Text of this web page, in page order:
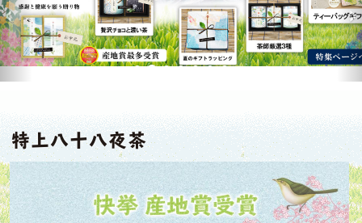
る
へ
特上八十八夜茶